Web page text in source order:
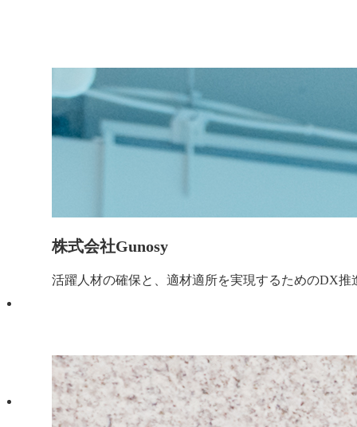
株式会社Gunosy
活躍人材の確保と、適材適所を実現するためのDX推